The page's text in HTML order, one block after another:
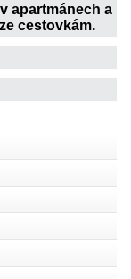
apartmánech a
cestovkám.